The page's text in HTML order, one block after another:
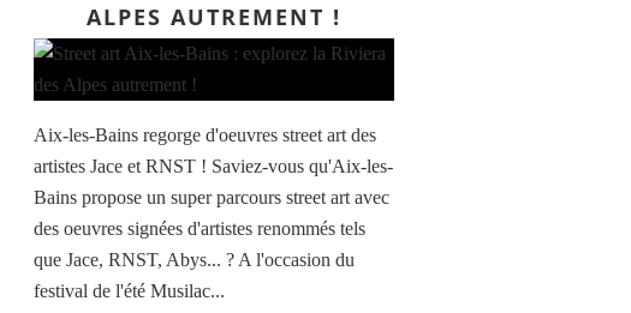
ALPES AUTREMENT !
Aix-les-Bains regorge d'oeuvres street art des
artistes Jace et RNST ! Saviez-vous qu'Aix-les-
Bains propose un super parcours street art avec
des oeuvres signées d'artistes renommés tels
que Jace, RNST, Abys... ? A l'occasion du
festival de l'été Musilac...